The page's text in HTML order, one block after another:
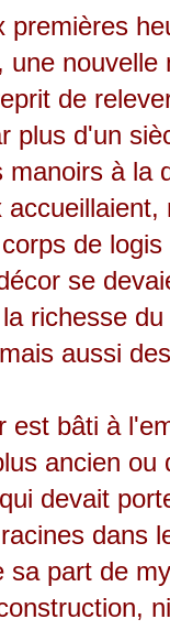
une nouvelle
de
plus d'un
manoirs à la
accueillaient,
de logis
se
richesse
aussi
bâti à
ancien ou
devait
dans
sa part de